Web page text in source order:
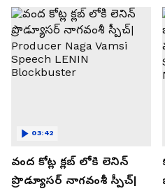
వంద కోట్ల క్లబ్ లోకి లెనిన్
ప్రొడ్యూసర్ నాగవంశీ స్పీచ్|
03:42